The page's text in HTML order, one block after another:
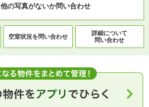
他の写真がないか問い合わせ
空室状況を問い合わせ
詳細について
問い合わせ